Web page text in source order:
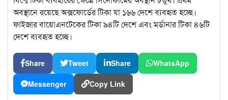
অবস্থানে রয়েছে অক্সফোর্ডের টিকা যা ১৬৬ দেশে ব্যবহৃত হচ্ছে।
ফাইজার বায়োএনটেকের টিকা ৯৪টি দেশে এবং মর্ডানার টিকা ৪৬টি
দেশে ব্যবহৃত হচ্ছে।
Share Tweet Share WhatsApp
Messenger Copy Link